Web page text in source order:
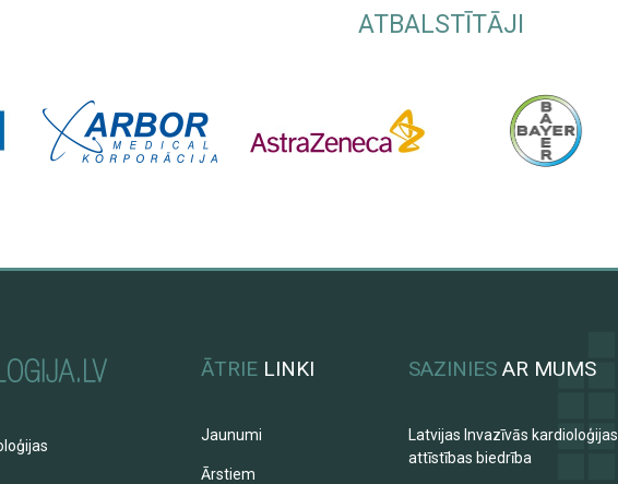
ATBALSTĪTĀJI
ĀTRIE LINKI
Jaunumi
Ārstiem
SAZINIES AR MUMS
Latvijas Invazīvās kardioloģijas
attīstības biedrība